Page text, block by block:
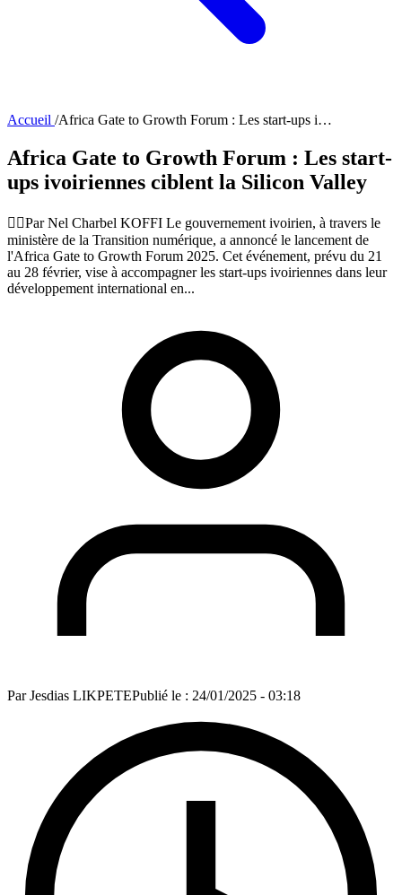
Accueil /Africa Gate to Growth Forum : Les start-ups i…
Africa Gate to Growth Forum : Les start-
ups ivoiriennes ciblent la Silicon Valley
✍🏻️Par Nel Charbel KOFFI Le gouvernement ivoirien, à travers le
ministère de la Transition numérique, a annoncé le lancement de
l'Africa Gate to Growth Forum 2025. Cet événement, prévu du 21
au 28 février, vise à accompagner les start-ups ivoiriennes dans leur
développement international en...
ParJesdias LIKPETEPublié le : 24/01/2025 - 03:18